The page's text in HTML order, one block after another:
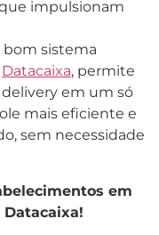
impulsionam
bom sistema
Datacaixa, permite
em um só
mais eficiente e
sem necessidade
em